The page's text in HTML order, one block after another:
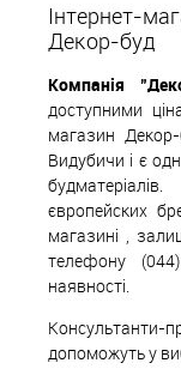
Інтернет-
Декор-буд
Компанія
доступними
магазин
Видубичи і є
європейских б
магазині ,
телефону
наявності.
допоможуть у